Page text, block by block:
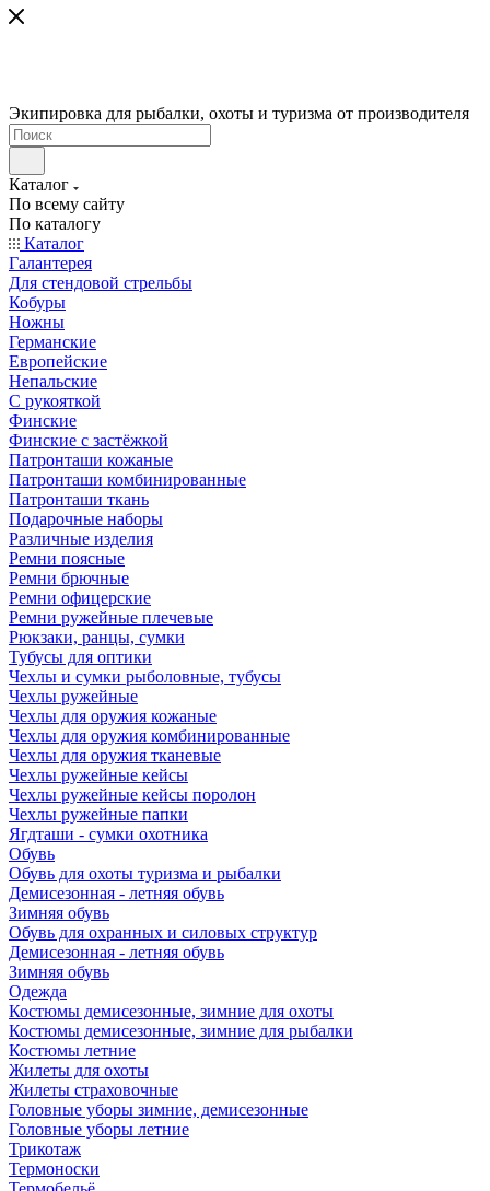
Экипировка для рыбалки, охоты и туризма от производителя
Каталог
По всему сайту
По каталогу
Каталог
Галантерея
Для стендовой стрельбы
Кобуры
Ножны
Германские
Европейские
Непальские
С рукояткой
Финские
Финские с застёжкой
Патронташи кожаные
Патронташи комбинированные
Патронташи ткань
Подарочные наборы
Различные изделия
Ремни поясные
Ремни брючные
Ремни офицерские
Ремни ружейные плечевые
Рюкзаки, ранцы, сумки
Тубусы для оптики
Чехлы и сумки рыболовные, тубусы
Чехлы ружейные
Чехлы для оружия кожаные
Чехлы для оружия комбинированные
Чехлы для оружия тканевые
Чехлы ружейные кейсы
Чехлы ружейные кейсы поролон
Чехлы ружейные папки
Ягдташи - сумки охотника
Обувь
Обувь для охоты туризма и рыбалки
Демисезонная - летняя обувь
Зимняя обувь
Обувь для охранных и силовых структур
Демисезонная - летняя обувь
Зимняя обувь
Одежда
Костюмы демисезонные, зимние для охоты
Костюмы демисезонные, зимние для рыбалки
Костюмы летние
Жилеты для охоты
Жилеты страховочные
Головные уборы зимние, демисезонные
Головные уборы летние
Трикотаж
Термоноски